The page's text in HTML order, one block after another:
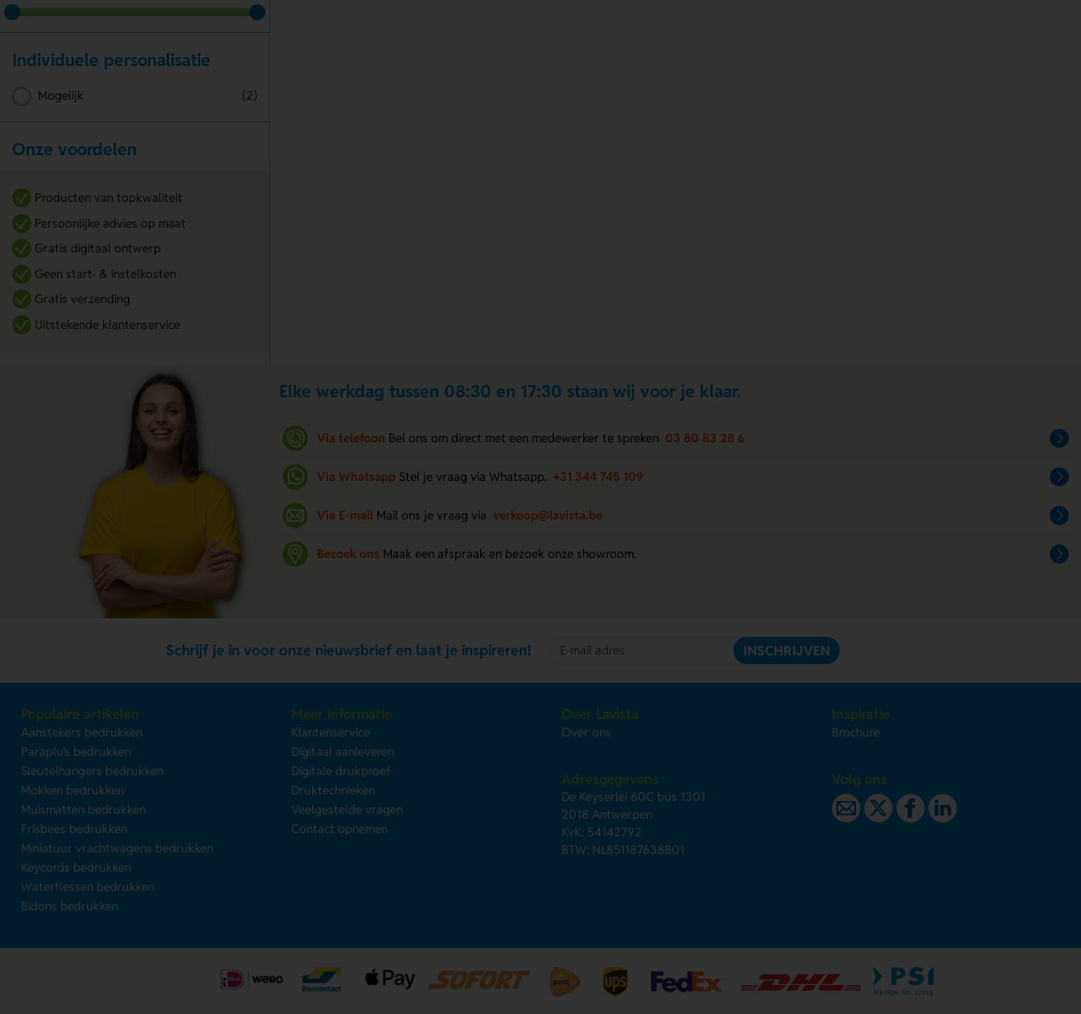
Individuele personalisatie
Mogelijk (2)
Onze voordelen
Producten van topkwaliteit
Persoonlijke advies op maat
Gratis digitaal ontwerp
Geen start- & instelkosten
Gratis verzending
Uitstekende klantenservice
Elke werkdag tussen 08:30 en 17:30 staan wij voor je klaar.
Via telefoon Bel ons om direct met een medewerker te spreken 03 80 83 28 6
Via Whatsapp Stel je vraag via Whatsapp. +31 344 745 109
Via E-mail Mail ons je vraag via verkoop@lavista.be
Bezoek ons Maak een afspraak en bezoek onze showroom.
Schrijf je in voor onze nieuwsbrief en laat je inspireren! INSCHRIJVEN
Populaire artikelen
Aanstekers bedrukken
Paraplu's bedrukken
Sleutelhangers bedrukken
Mokken bedrukken
Muismatten bedrukken
Frisbees bedrukken
Miniatuur vrachtwagens bedrukken
Keycords bedrukken
Waterflessen bedrukken
Bidons bedrukken
Meer informatie
Klantenservice
Digitaal aanleveren
Digitale drukproef
Druktechnieken
Veelgestelde vragen
Contact opnemen
Over Lavista
Over ons
Adresgegevens
De Keyserlei 60C bus 1301
2018 Antwerpen
KvK: 54142792
BTW: NL851187638B01
Inspiratie
Brochure
Volg ons